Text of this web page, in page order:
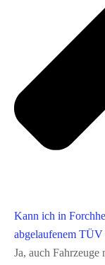
Kann ich in
abgelaufenem TÜV
Ja, auch